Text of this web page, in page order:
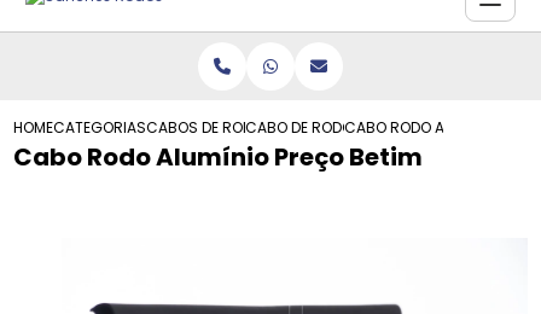
HOMECATEGORIASCABOS DE RODO DE ALUMINIO
CABO DE RODO DE ALUMINIO
CABO RODO ALUMINIO
Cabo Rodo Alumínio Preço Betim